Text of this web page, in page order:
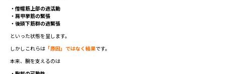
・僧帽筋上部の過活動
・肩甲挙筋の緊張
・後頭下筋群の過緊張
といった状態を呈します。
しかしこれらは 「原因」ではなく結果です。
本来、腕を支えるのは